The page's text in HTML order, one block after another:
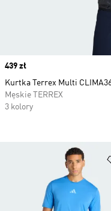
Price
439 zł
Kurtka Terrex Multi
Męskie TERREX
3 kolory